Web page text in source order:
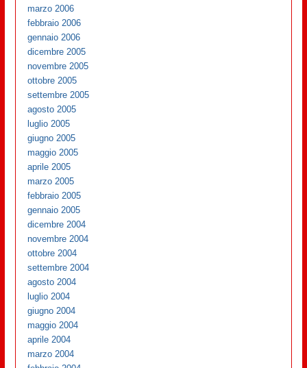
marzo 2006
febbraio 2006
gennaio 2006
dicembre 2005
novembre 2005
ottobre 2005
settembre 2005
agosto 2005
luglio 2005
giugno 2005
maggio 2005
aprile 2005
marzo 2005
febbraio 2005
gennaio 2005
dicembre 2004
novembre 2004
ottobre 2004
settembre 2004
agosto 2004
luglio 2004
giugno 2004
maggio 2004
aprile 2004
marzo 2004